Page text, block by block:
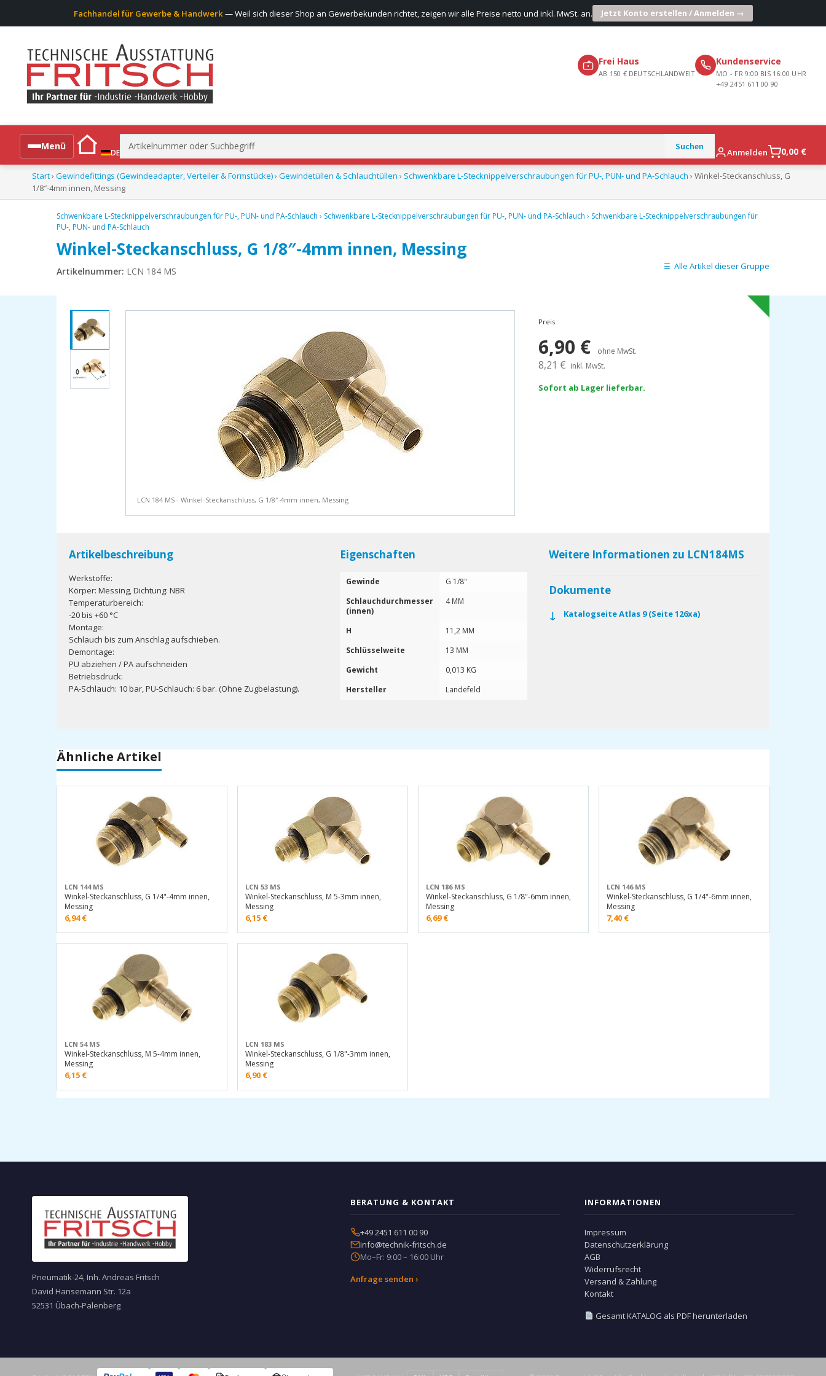
Fachhandel für Gewerbe & Handwerk — Weil sich dieser Shop an Gewerbekunden richtet, zeigen wir alle Preise netto und inkl. MwSt. an. Jetzt Konto erstellen / Anmelden →
Frei Haus
AB 150 € DEUTSCHLANDWEIT
Kundenservice
MO - FR 9:00 BIS 16:00 UHR
+49 2451 611 00 90
Menü
DE
Suchen
nach:
Anmelden 0,00 €
Alle Produkte
Start› Gewindefittings (Gewindeadapter, Verteiler & Formstücke)› Gewindetüllen & Schlauchtüllen › Schwenkbare L-Stecknippelverschraubungen für PU-, PUN- und PA-Schlauch › Winkel-Steckanschluss, G
1/8″-4mm innen, Messing
Schwenkbare L-Stecknippelverschraubungen für PU-, PUN- und PA-Schlauch › Schwenkbare L-Stecknippelverschraubungen für PU-, PUN- und PA-Schlauch › Schwenkbare L-Stecknippelverschraubungen für
PU-, PUN- und PA-Schlauch
Winkel-Steckanschluss, G 1/8″-4mm innen, Messing
Artikelnummer: LCN 184 MS Alle Artikel dieser Gruppe
LCN 184 MS - Winkel-Steckanschluss, G 1/8″-4mm innen, Messing
Preis
6,90 € ohne MwSt.
8,21 € inkl. MwSt.
Sofort ab Lager lieferbar.
Artikelbeschreibung
Werkstoffe:
Körper: Messing, Dichtung: NBR
Temperaturbereich:
-20 bis +60 °C
Montage:
Schlauch bis zum Anschlag aufschieben.
Demontage:
PU abziehen / PA aufschneiden
Betriebsdruck:
PA-Schlauch: 10 bar, PU-Schlauch: 6 bar. (Ohne Zugbelastung).
Eigenschaften
Gewinde
G 1/8"
Schlauchdurchmesser
(innen)
4 MM
H
11,2 MM
Schlüsselweite
13 MM
Gewicht
0,013 KG
Hersteller
Landefeld
Weitere Informationen zu LCN184MS
Dokumente
Katalogseite Atlas 9 (Seite 126xa)
Ähnliche Artikel
LCN 144 MS
Winkel-Steckanschluss, G 1/4"-4mm innen,
Messing
6,94€
LCN 53 MS
Winkel-Steckanschluss, M 5-3mm innen,
Messing
6,15 €
LCN 186 MS
Winkel-Steckanschluss, G 1/8"-6mm innen,
Messing
6,69€
LCN 146 MS
Winkel-Steckanschluss, G 1/4"-6mm innen,
Messing
7,40 €
LCN 54 MS
Winkel-Steckanschluss, M 5-4mm innen,
Messing
6,15 €
LCN 183 MS
Winkel-Steckanschluss, G 1/8"-3mm innen,
Messing
6,90 €
Pneumatik-24, Inh. Andreas Fritsch
David Hansemann Str. 12a
52531 Übach-Palenberg
BERATUNG & KONTAKT
+49 2451 611 00 90
info@technik-fritsch.de
Mo–Fr: 9:00 – 16:00 Uhr
Anfrage senden ›
INFORMATIONEN
Impressum
Datenschutzerklärung
AGB
Widerrufsrecht
Versand & Zahlung
Kontakt
Gesamt KATALOG als PDF herunterladen